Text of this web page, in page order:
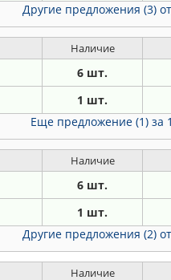
Другие предложения (3)
Наличие
6 шт.
1 шт.
Еще предложение (1) за
Наличие
6 шт.
1 шт.
Другие предложения (2)
Наличие